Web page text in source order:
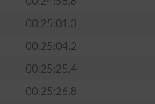
00:25:01.3
00:25:04.2
00:25:25.4
00:25:26.8